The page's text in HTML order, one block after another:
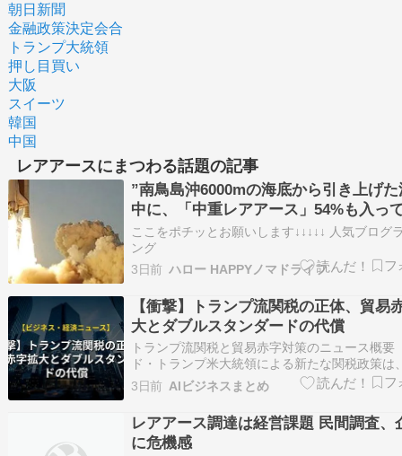
朝日新聞
金融政策決定会合
トランプ大統領
押し目買い
大阪
スイーツ
韓国
中国
レアアースにまつわる話題の記事
”南鳥島沖6000mの海底から引き上げ
中に、「中重レアアース」54%も入っ
大ニュー”
ここをポチッとお願いします↓↓↓↓↓ 人気ブログ
ング
3日前 ハロー HAPPYノマドライフ
【衝撃】トランプ流関税の正体、貿易
大とダブルスタンダードの代償
トランプ流関税と貿易赤字対策のニュース概要
ド・トランプ米大統領による新たな関税政策は
労働の阻止を名目としていますが、実態は国際
連邦法を軽視した強引な貿易戦略です。 過去
字に基づいた関税措置と酷似しており、特定の
的としつつ、中国に対してはレアアース…
3日前 AIビジネスまとめ
レアアース調達は経営課題 民間調査、
に危機感